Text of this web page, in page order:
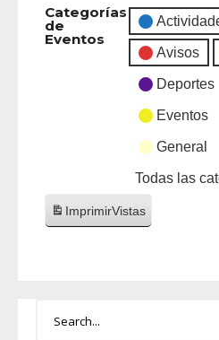
Categorías
de
Eventos
Avisos
Deportes
Eventos
General
Todas las
ImprimirVistas